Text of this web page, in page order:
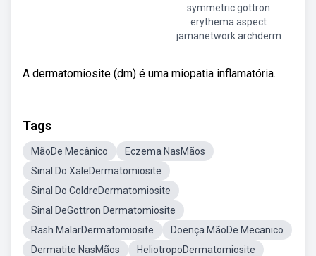
symmetric gottron
erythema aspect
jamanetwork archderm
A dermatomiosite (dm) é uma miopatia inflamatória.
Tags
MãoDe Mecânico
Eczema NasMãos
Sinal Do XaleDermatomiosite
Sinal Do ColdreDermatomiosite
Sinal DeGottron Dermatomiosite
Rash MalarDermatomiosite
Doença MãoDe Mecanico
Dermatite NasMãos
HeliotropoDermatomiosite